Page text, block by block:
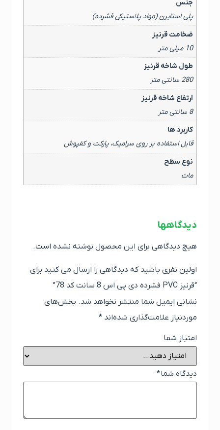
جنس
پلی استایرن (مواد پلاستیکی فشرده)
ضخامت قرنیز
10 میلی متر
طول شاخه قرنیز
280 سانتی متر
ارتفاع شاخه قرنیز
8 سانتی متر
کاربرد ها
قابل استفاده بر روی سرامیک، پارکت و کفپوش
نوع سطح
مات
دیدگاهها
هیچ دیدگاهی برای این محصول نوشته نشده است.
اولین نفری باشید که دیدگاهی را ارسال می کنید برای
“قرنیز PVC فشرده دی پی اس 8 سانت کد 78”
نشانی ایمیل شما منتشر نخواهد شد. بخش‌های
موردنیاز علامت‌گذاری شده‌اند *
امتیاز شما
دیدگاه شما*